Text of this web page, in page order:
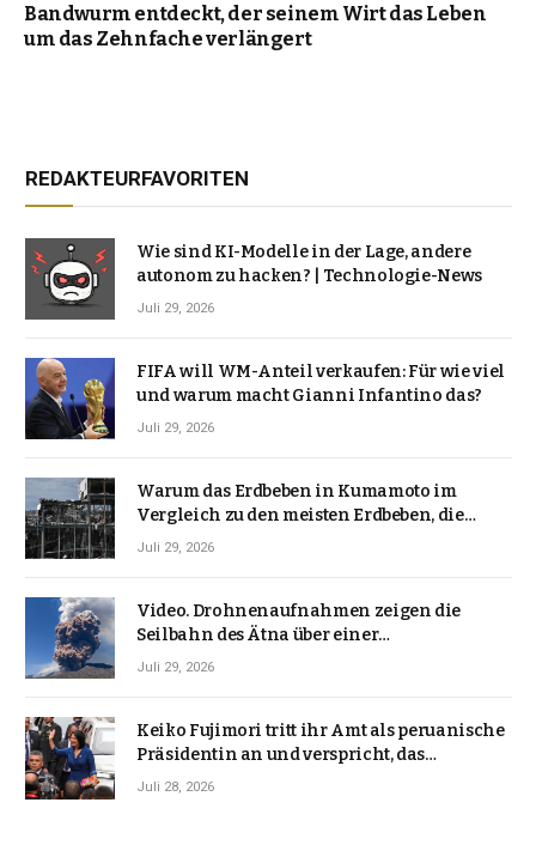
Bandwurm entdeckt, der seinem Wirt das Leben
um das Zehnfache verlängert
REDAKTEURFAVORITEN
Wie sind KI-Modelle in der Lage, andere
autonom zu hacken? | Technologie-News
Juli 29, 2026
FIFA will WM-Anteil verkaufen: Für wie viel
und warum macht Gianni Infantino das?
Juli 29, 2026
Warum das Erdbeben in Kumamoto im
Vergleich zu den meisten Erdbeben, die
Japan erschütterten, ungewöhnlich ist
Juli 29, 2026
Video. Drohnenaufnahmen zeigen die
Seilbahn des Ätna über einer
Vulkanlandschaft
Juli 29, 2026
Keiko Fujimori tritt ihr Amt als peruanische
Präsidentin an und verspricht, das
Jahrzehnt der Instabilität zu beenden
Juli 28, 2026